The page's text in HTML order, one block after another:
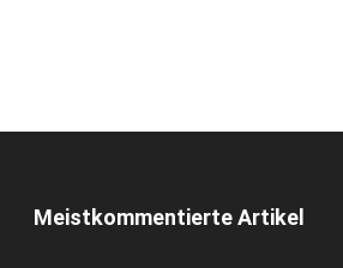
Meistkommentierte Artikel